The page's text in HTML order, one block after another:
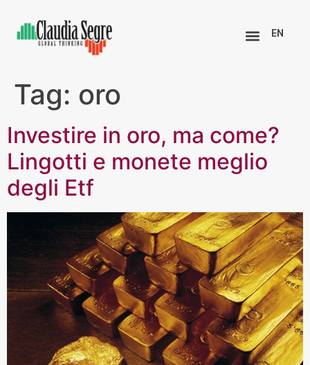
EN
Tag: oro
Investire in oro, ma come?
Lingotti e monete meglio
degli Etf